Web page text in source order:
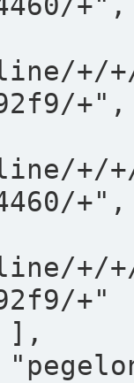
+/
+",
+/
+",
+/
+"